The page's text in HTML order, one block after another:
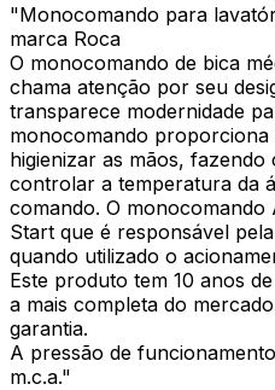
"Monocomando para
marca Roca
O monocomando de bica
chama atenção por seu
transparece modernidade
monocomando
higienizar as mãos,
controlar a temperatura da
comando. O monocomando
Start que é responsável
quando utilizado o
Este produto tem 10 anos
a mais completa do
garantia.
A pressão de
m.c.a."